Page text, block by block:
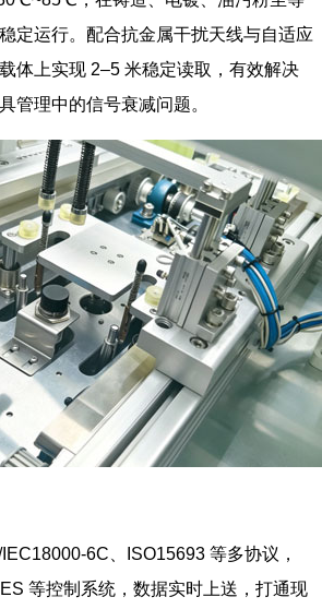
定运行。配合抗金属干扰天线与自适应
体上实现 2–5 米稳定读取，有效解决
管理中的信号衰减问题。
6C、ISO15693 等多协议，
等控制系统，数据实时上送，打通现